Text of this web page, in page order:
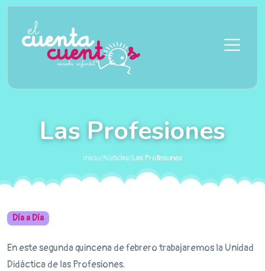
Saltar al contenido principal
Las Profesiones
Inicio/Noticias/Las Profesiones
Día a Día
En este segunda quincena de febrero trabajaremos la Unidad
Didáctica de las Profesiones.